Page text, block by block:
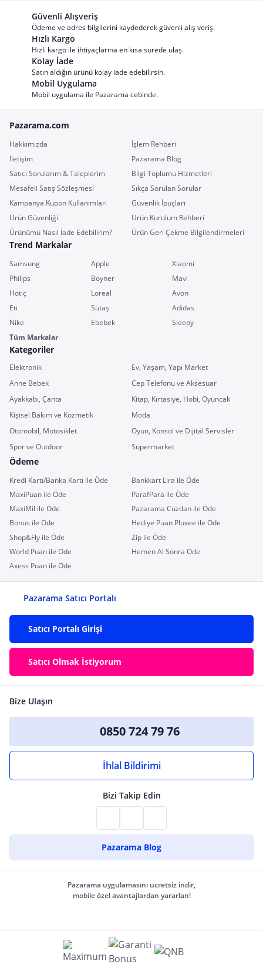
Güvenli Alışveriş
Ödeme ve adres bilgilerini kaydederek güvenli alış veriş.
Hızlı Kargo
Hızlı kargo ile ihtiyaçlarına en kısa sürede ulaş.
Kolay İade
Satın aldığın ürünü kolay iade edebilirsin.
Mobil Uygulama
Mobil uygulama ile Pazarama cebinde.
Pazarama.com
Hakkımızda
İşlem Rehberi
İletişim
Pazarama Blog
Satıcı Sorularım & Taleplerim
Bilgi Toplumu Hizmetleri
Mesafeli Satış Sözleşmesi
Sıkça Sorulan Sorular
Kampanya Kupon Kullanımları
Güvenlik İpuçları
Ürün Güvenliği
Ürün Kurulum Rehberi
Ürünümü Nasıl İade Edebilirim?
Ürün Geri Çekme Bilgilendirmeleri
Trend Markalar
Samsung Apple
Xiaomi
Philips
Boyner
Mavi
Hotiç
Loreal
Avon
Eti
Sütaş
Adidas
Nike
Ebebek
Sleepy
Tüm Markalar
Kategoriler
Elektronik
Ev, Yaşam, Yapı Market
Anne Bebek
Cep Telefonu ve Aksesuar
Ayakkabı, Çanta
Kitap, Kırtasiye, Hobi, Oyuncak
Kişisel Bakım ve Kozmetik
Moda
Otomobil, Motosiklet
Oyun, Konsol ve Dijital Servisler
Spor ve Outdoor
Süpermarket
Ödeme
Kredi Kartı/Banka Kartı ile Öde
Bankkart Lira ile Öde
MaxiPuan ile Öde
ParafPara ile Öde
MaxiMil ile Öde
Pazarama Cüzdan ile Öde
Bonus ile Öde
Hediye Puan Pluxee ile Öde
Shop&Fly ile Öde
Zip ile Öde
World Puan ile Öde
Hemen Al Sonra Öde
Axess Puan ile Öde
Pazarama Satıcı Portalı
Satıcı Portalı Girişi
Satıcı Olmak İstiyorum
Bize Ulaşın
0850 724 79 76
İhlal Bildirimi
Bizi Takip Edin
Pazarama Blog
Pazarama uygulamasını ücretsiz indir,
mobile özel avantajlardan yararlan!